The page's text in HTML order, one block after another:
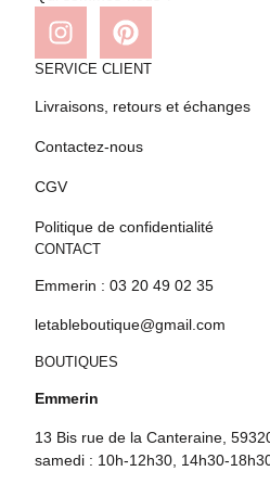
SERVICE CLIENT
Livraisons, retours et échanges
Contactez-nous
CGV
Politique de confidentialité
CONTACT
Emmerin : 03 20 49 02 35
letableboutique@gmail.com
BOUTIQUES
Emmerin
13 Bis rue de la Canteraine,
samedi : 10h-12h30, 14h30-